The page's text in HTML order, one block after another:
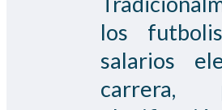
los
salarios